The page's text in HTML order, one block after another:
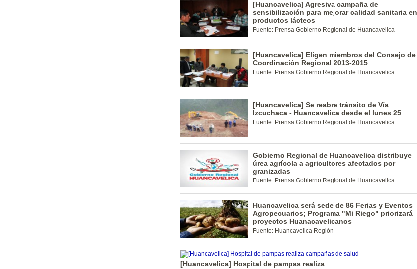
[Huancavelica] Agresiva campaña de
sensibilización para mejorar calidad sanitaria en
productos lácteos
Fuente: Prensa Gobierno Regional de Huancavelica
[Huancavelica] Eligen miembros del Consejo de
Coordinación Regional 2013-2015
Fuente: Prensa Gobierno Regional de Huancavelica
[Huancavelica] Se reabre tránsito de Vía
Izcuchaca - Huancavelica desde el lunes 25
Fuente: Prensa Gobierno Regional de Huancavelica
Gobierno Regional de Huancavelica distribuye
úrea agrícola a agricultores afectados por
granizadas
Fuente: Prensa Gobierno Regional de Huancavelica
Huancavelica será sede de 86 Ferias y Eventos
Agropecuarios; Programa "Mi Riego" priorizará
proyectos Huanacavelicanos
Fuente: Huancavelica Región
[Huancavelica] Hospital de pampas realiza